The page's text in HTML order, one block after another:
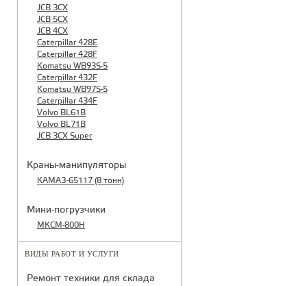
JCB 3CX
JCB 5CX
JCB 4CX
Caterpillar 428E
Caterpillar 428F
Komatsu WB93S-5
Caterpillar 432F
Komatsu WB97S-5
Caterpillar 434F
Volvo BL61B
Volvo BL71B
JCB 3CX Super
Краны-манипуляторы
КАМАЗ-65117 (8 тонн)
Мини-погрузчики
МКСМ-800H
ВИДЫ РАБОТ И УСЛУГИ
Ремонт техники для склада